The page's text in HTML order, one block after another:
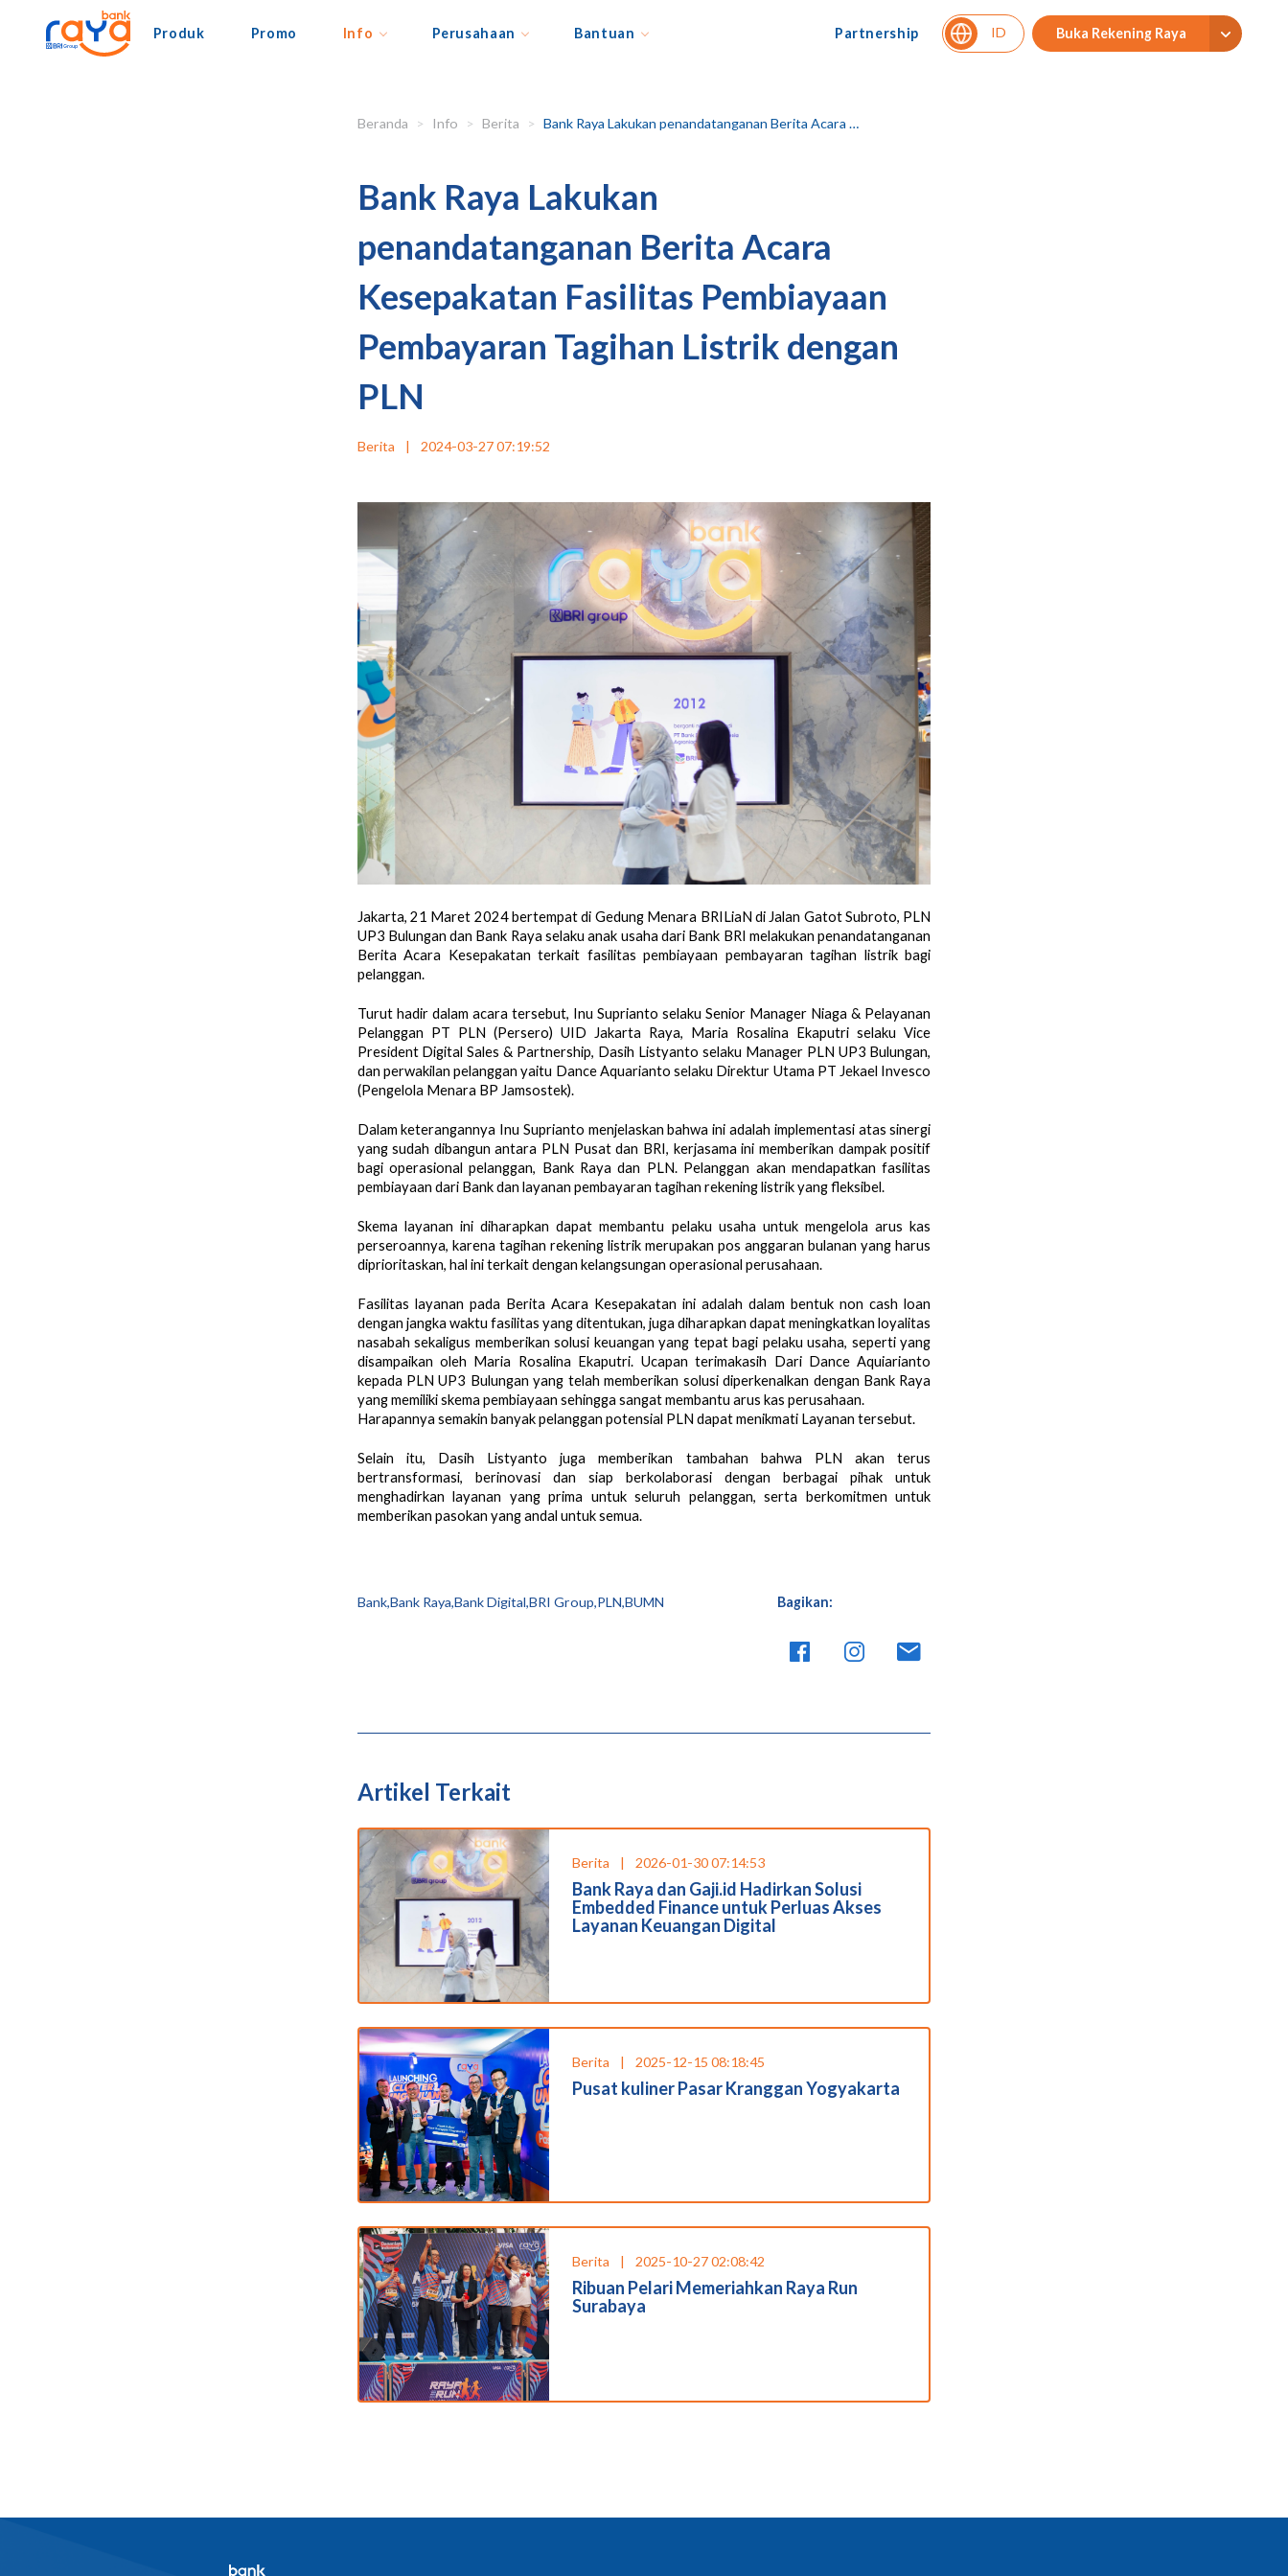
Produk Promo Info Perusahaan Bantuan Partnership ID Buka Rekening Raya
Beranda Info Berita Bank Raya Lakukan penandatanganan Berita Acara Kesepakatan Fasilitas Pembiayaan Pembayaran Tagihan Listrik dengan PLN
Bank Raya Lakukan
penandatanganan Berita Acara
Kesepakatan Fasilitas Pembiayaan
Pembayaran Tagihan Listrik dengan
PLN
Berita | 2024-03-27 07:19:52
Jakarta, 21 Maret 2024 bertempat di Gedung Menara BRILiaN di Jalan Gatot Subroto, PLN
UP3 Bulungan dan Bank Raya selaku anak usaha dari Bank BRI melakukan penandatanganan
Berita Acara Kesepakatan terkait fasilitas pembiayaan pembayaran tagihan listrik bagi
pelanggan.
Turut hadir dalam acara tersebut, Inu Suprianto selaku Senior Manager Niaga & Pelayanan
Pelanggan PT PLN (Persero) UID Jakarta Raya, Maria Rosalina Ekaputri selaku Vice
President Digital Sales & Partnership, Dasih Listyanto selaku Manager PLN UP3 Bulungan,
dan perwakilan pelanggan yaitu Dance Aquarianto selaku Direktur Utama PT Jekael Invesco
(Pengelola Menara BP Jamsostek).
Dalam keterangannya Inu Suprianto menjelaskan bahwa ini adalah implementasi atas sinergi
yang sudah dibangun antara PLN Pusat dan BRI, kerjasama ini memberikan dampak positif
bagi operasional pelanggan, Bank Raya dan PLN. Pelanggan akan mendapatkan fasilitas
pembiayaan dari Bank dan layanan pembayaran tagihan rekening listrik yang fleksibel.
Skema layanan ini diharapkan dapat membantu pelaku usaha untuk mengelola arus kas
perseroannya, karena tagihan rekening listrik merupakan pos anggaran bulanan yang harus
diprioritaskan, hal ini terkait dengan kelangsungan operasional perusahaan.
Fasilitas layanan pada Berita Acara Kesepakatan ini adalah dalam bentuk non cash loan
dengan jangka waktu fasilitas yang ditentukan, juga diharapkan dapat meningkatkan loyalitas
nasabah sekaligus memberikan solusi keuangan yang tepat bagi pelaku usaha, seperti yang
disampaikan oleh Maria Rosalina Ekaputri. Ucapan terimakasih Dari Dance Aquiarianto
kepada PLN UP3 Bulungan yang telah memberikan solusi diperkenalkan dengan Bank Raya
yang memiliki skema pembiayaan sehingga sangat membantu arus kas perusahaan.
Harapannya semakin banyak pelanggan potensial PLN dapat menikmati Layanan tersebut.
Selain itu, Dasih Listyanto juga memberikan tambahan bahwa PLN akan terus
bertransformasi, berinovasi dan siap berkolaborasi dengan berbagai pihak untuk
menghadirkan layanan yang prima untuk seluruh pelanggan, serta berkomitmen untuk
memberikan pasokan yang andal untuk semua.
Bank,Bank Raya,Bank Digital,BRI Group,PLN,BUMN Bagikan:
Artikel Terkait
Berita | 2026-01-30 07:14:53
Bank Raya dan Gaji.id Hadirkan Solusi
Embedded Finance untuk Perluas Akses
Layanan Keuangan Digital
Berita | 2025-12-15 08:18:45
Pusat kuliner Pasar Kranggan Yogyakarta
Berita | 2025-10-27 02:08:42
Ribuan Pelari Memeriahkan Raya Run
Surabaya